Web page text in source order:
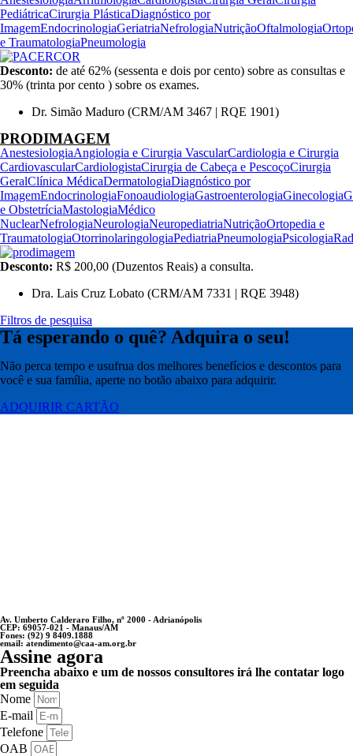
PediátricaCirurgia PlásticaDiagnóstico por
ImagemEndocrinologiaGeriatriaNefrologiaNutriçãoOftalmologia
e TraumatologiaPneumologia
Desconto: de até 62% (sessenta e dois por cento) sobre as consultas e
30% (trinta por cento ) sobre os exames.
Dr. Simão Maduro (CRM/AM 3467 | RQE 1901)
PRODIMAGEM
AnestesiologiaAngiologia e Cirurgia VascularCardiologia e Cirurgia
CardiovascularCardiologistaCirurgia de Cabeça e PescoçoCirurgia
GeralClínica MédicaDermatologiaDiagnóstico por
ImagemEndocrinologiaFonoaudiologiaGastroenterologiaGinecologia
e ObstetríciaMastologiaMédico
NuclearNefrologiaNeurologiaNeuropediatriaNutriçãoOrtopedia e
TraumatologiaOtorrinolaringologiaPediatriaPneumologiaPsicologia
Desconto: R$ 200,00 (Duzentos Reais) a consulta.
Dra. Lais Cruz Lobato (CRM/AM 7331 | RQE 3948)
Filtros de pesquisa
Tá esperando o quê? Adquira o seu!
Não perca tempo e usufrua dos melhores benefícios e descontos para
você e sua família, aperte no botão abaixo para adquirir.
ADQUIRIR CARTÃO
Av. Umberto Calderaro Filho, nº 2000 - Adrianópolis
CEP: 69057-021 - Manaus/AM
Fones: (92) 9 8409.1888
email: atendimento@caa-am.org.br
Assine agora
Preencha abaixo e um de nossos consultores irá lhe contatar logo
em seguida
Nome
E-mail
Telefone
OAB